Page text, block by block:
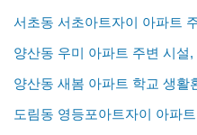
서초동 서초아트자이 아파트
양산동 우미 아파트 주변 시설
양산동 새봄 아파트 학교 생활
도림동 영등포아트자이 아파